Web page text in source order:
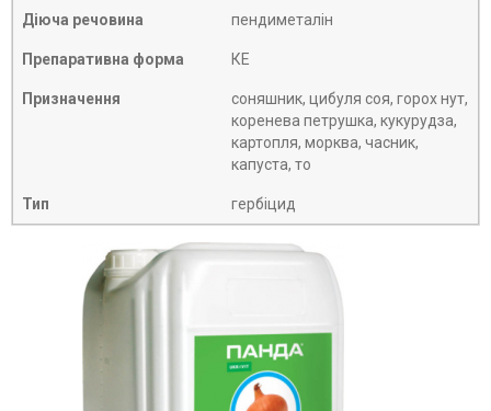
Діюча речовина пендиметалін
Препаративна форма КЕ
Призначення
соняшник, цибуля соя, горох нут,
коренева петрушка, кукурудза,
картопля, морква, часник,
капуста, то
Тип гербіцид